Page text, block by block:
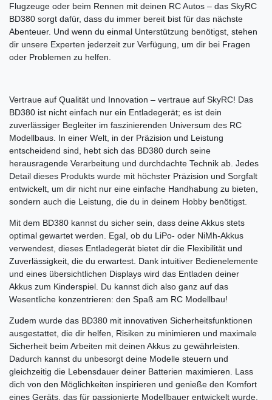
Flugzeuge oder beim Rennen mit deinen RC Autos – das SkyRC
BD380 sorgt dafür, dass du immer bereit bist für das nächste
Abenteuer. Und wenn du einmal Unterstützung benötigst, stehen
dir unsere Experten jederzeit zur Verfügung, um dir bei Fragen
oder Problemen zu helfen.
Vertraue auf Qualität und Innovation – vertraue auf SkyRC! Das
BD380 ist nicht einfach nur ein Entladegerät; es ist dein
zuverlässiger Begleiter im faszinierenden Universum des RC
Modellbaus. In einer Welt, in der Präzision und Leistung
entscheidend sind, hebt sich das BD380 durch seine
herausragende Verarbeitung und durchdachte Technik ab. Jedes
Detail dieses Produkts wurde mit höchster Präzision und Sorgfalt
entwickelt, um dir nicht nur eine einfache Handhabung zu bieten,
sondern auch die Leistung, die du in deinem Hobby benötigst.
Mit dem BD380 kannst du sicher sein, dass deine Akkus stets
optimal gewartet werden. Egal, ob du LiPo- oder NiMh-Akkus
verwendest, dieses Entladegerät bietet dir die Flexibilität und
Zuverlässigkeit, die du erwartest. Dank intuitiver Bedienelemente
und eines übersichtlichen Displays wird das Entladen deiner
Akkus zum Kinderspiel. Du kannst dich also ganz auf das
Wesentliche konzentrieren: den Spaß am RC Modellbau!
Zudem wurde das BD380 mit innovativen Sicherheitsfunktionen
ausgestattet, die dir helfen, Risiken zu minimieren und maximale
Sicherheit beim Arbeiten mit deinen Akkus zu gewährleisten.
Dadurch kannst du unbesorgt deine Modelle steuern und
gleichzeitig die Lebensdauer deiner Batterien maximieren. Lass
dich von den Möglichkeiten inspirieren und genieße den Komfort
eines Geräts, das für passionierte Modellbauer entwickelt wurde.